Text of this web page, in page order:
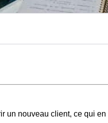
un nouveau client, ce qui